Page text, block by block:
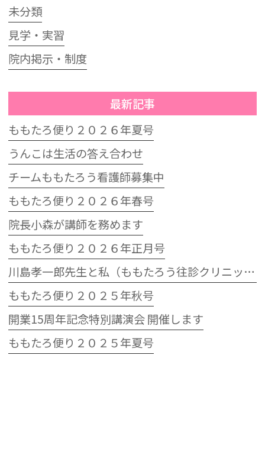
未分類
見学・実習
院内掲示・制度
最新記事
ももたろ便り２０２６年夏号
うんこは生活の答え合わせ
チームももたろう看護師募集中
ももたろ便り２０２６年春号
院長小森が講師を務めます
ももたろ便り２０２６年正月号
川島孝一郎先生と私（ももたろう往診クリニック開院15周年記念特別講演会）
ももたろ便り２０２５年秋号
開業15周年記念特別講演会 開催します
ももたろ便り２０２５年夏号